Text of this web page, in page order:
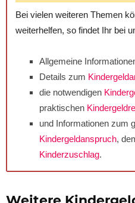
Bei vielen weiteren Themen
weiterhelfen, so findet Ihr bei
Allgemeine
Details zum
die notwendigen
praktischen
und Informationen zum
Kindergeldanspruch,
Kinderzuschlag.